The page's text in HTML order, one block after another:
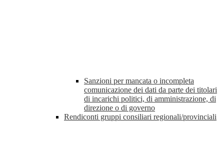
Sanzioni per mancata o incompleta
comunicazione dei dati da parte dei titolari
di incarichi politici, di amministrazione, di
direzione o di governo
Rendiconti gruppi consiliari regionali/provinciali